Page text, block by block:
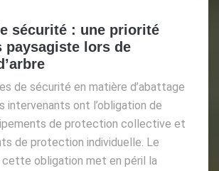
sécurité : une priorité
paysagiste lors de
de sécurité en matière d’abattage
intervenants ont l’obligation de
de protection collective et
de protection individuelle. Le
cette obligation met en péril la